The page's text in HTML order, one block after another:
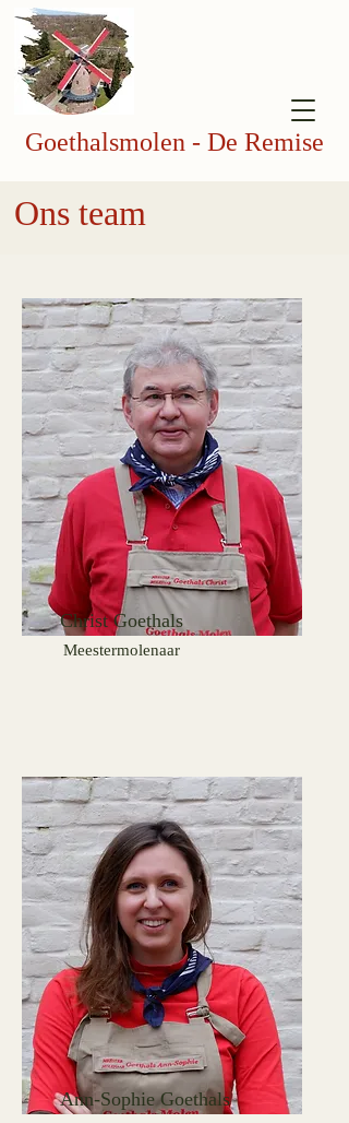
Goethalsmolen - De Remise
Ons team
Christ Goethals
Meestermolenaar
Ann-Sophie Goethals